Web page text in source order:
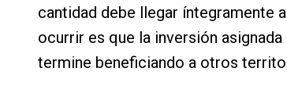
cantidad debe llegar íntegramente
ocurrir es que la inversión
termine beneficiando a otros